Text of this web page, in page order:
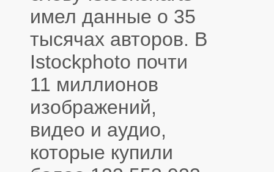
имел данные о 35
тысячах авторов. В
Istockphoto почти
11 миллионов
изображений,
видео и аудио,
которые купили